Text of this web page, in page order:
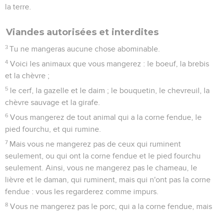
la terre.
Viandes autorisées et interdites
3 Tu ne mangeras aucune chose abominable.
4 Voici les animaux que vous mangerez : le boeuf, la brebis
et la chèvre ;
5 le cerf, la gazelle et le daim ; le bouquetin, le chevreuil, la
chèvre sauvage et la girafe.
6 Vous mangerez de tout animal qui a la corne fendue, le
pied fourchu, et qui rumine.
7 Mais vous ne mangerez pas de ceux qui ruminent
seulement, ou qui ont la corne fendue et le pied fourchu
seulement. Ainsi, vous ne mangerez pas le chameau, le
lièvre et le daman, qui ruminent, mais qui n'ont pas la corne
fendue : vous les regarderez comme impurs.
8 Vous ne mangerez pas le porc, qui a la corne fendue, mais